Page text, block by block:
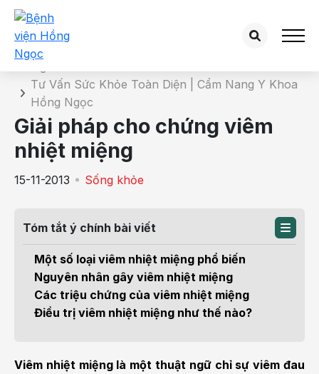
Chi tiết bài tư vấn
Tư Vấn Sức Khỏe Toàn Diện | Cẩm Nang Y Khoa
Hồng Ngọc
Giải pháp cho chứng viêm
nhiệt miệng
15-11-2013 Sống khỏe
Tóm tắt ý chính bài viết
Một số loại viêm nhiệt miệng phổ biến
Nguyên nhân gây viêm nhiệt miệng
Các triệu chứng của viêm nhiệt miệng
Điều trị viêm nhiệt miệng như thế nào?
Viêm nhiệt miệng là một thuật ngữ chỉ sự viêm đau